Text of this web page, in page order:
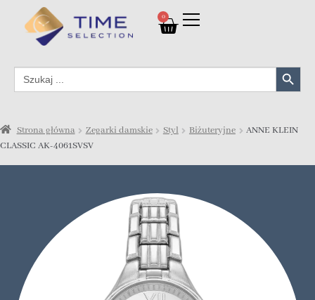
0
Search
for:
Search Button
Strona główna Zegarki damskie Styl Biżuteryjne
ANNE KLEIN
CLASSIC AK-4061SVSV